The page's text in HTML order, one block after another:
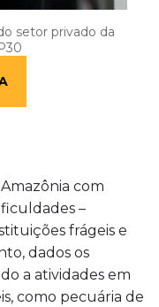
setor privado da
com
–
frágeis e
dados os
a atividades em
como pecuária de